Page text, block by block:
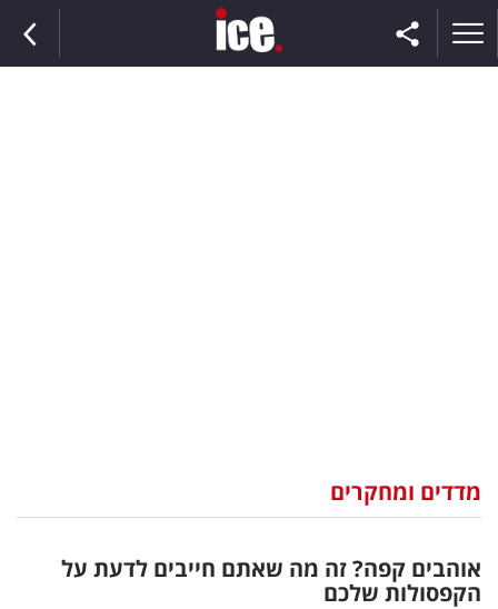
וצרכנות
דיגיטל
מדדים ומחקרים
אוהבים קפה? זה מה שאתם חייבים לדעת על
הקפסולות שלכם